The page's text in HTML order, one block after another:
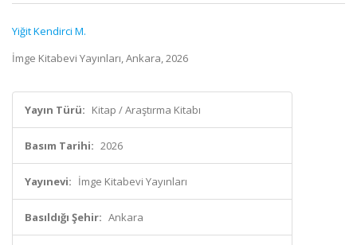
Yiğit Kendirci M.
İmge Kitabevi Yayınları, Ankara, 2026
Yayın Türü: Kitap / Araştırma Kitabı
Basım Tarihi: 2026
Yayınevi: İmge Kitabevi Yayınları
Basıldığı Şehir: Ankara